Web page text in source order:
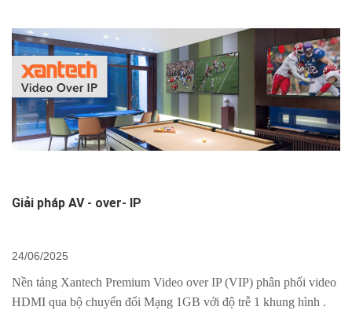
Giải pháp AV - over- IP
24/06/2025
Nền tảng Xantech Premium Video over IP (VIP) phân phối video
HDMI qua bộ chuyển đổi Mạng 1GB với độ trễ 1 khung hình .